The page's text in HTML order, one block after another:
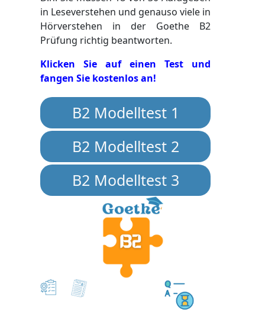
in Leseverstehen und genauso viele in
Hörverstehen in der Goethe B2
Prüfung richtig beantworten.
Klicken Sie auf einen Test und
fangen Sie kostenlos an!
B2 Modelltest 1
B2 Modelltest 2
B2 Modelltest 3